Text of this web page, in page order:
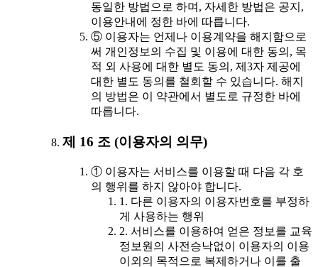
동일한 방법으로 하며, 자세한 방법은 공지,
이용안내에 정한 바에 따릅니다.
⑤ 이용자는 언제나 이용계약을 해지함으로
써 개인정보의 수집 및 이용에 대한 동의, 목
적 외 사용에 대한 별도 동의, 제3자 제공에
대한 별도 동의를 철회할 수 있습니다. 해지
의 방법은 이 약관에서 별도로 규정한 바에
따릅니다.
제 16 조 (이용자의 의무)
① 이용자는 서비스를 이용할 때 다음 각 호
의 행위를 하지 않아야 합니다.
1. 다른 이용자의 이용자번호를 부정하
게 사용하는 행위
2. 서비스를 이용하여 얻은 정보를 교육
정보원의 사전승낙없이 이용자의 이용
이외의 목적으로 복제하거나 이를 출